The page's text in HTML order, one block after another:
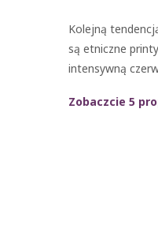
Kolejną
są etniczne
intensywną
Zobaczcie 5